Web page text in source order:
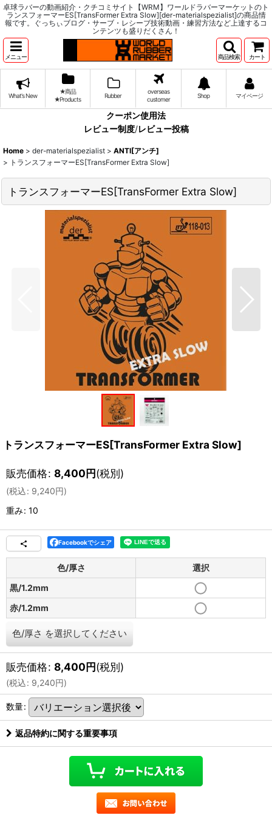
卓球ラバーの動画紹介・クチコミサイト【WRM】ワールドラバーマーケットのト
ランスフォーマーES[TransFormer Extra Slow][der-materialspezialist]の商品情
報です。ぐっちぃブログ・サーブ・レシーブ技術動画・練習方法など上達するコ
ンテンツも盛りだくさん！
メニュー 商品検索 カート
What's New
★商品
★Products
Rubber
overseas
customer
Shop マイページ
クーポン使用法
レビュー制度/レビュー投稿
Home > der-materialspezialist > ANTI[アンチ]
> トランスフォーマーES[TransFormer Extra Slow]
トランスフォーマーES[TransFormer Extra Slow]
トランスフォーマーES[TransFormer Extra Slow]
販売価格: 8,400円(税別)
(税込: 9,240円)
重み: 10
Facebookでシェア
色/厚さ
選択
黒/1.2mm
赤/1.2mm
色/厚さ を選択してください
販売価格: 8,400円(税別)
(税込: 9,240円)
数量:
返品特約に関する重要事項